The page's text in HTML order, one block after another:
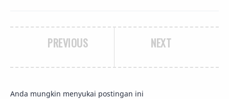
NEXT
PREVIOUS
Anda mungkin menyukai postingan ini